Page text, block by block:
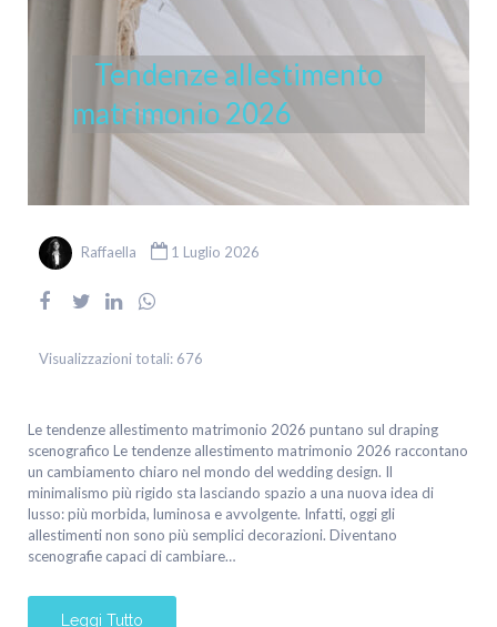
Tendenze allestimento
matrimonio 2026
Raffaella 1 Luglio 2026
Visualizzazioni totali: 676
Le tendenze allestimento matrimonio 2026 puntano sul draping
scenografico Le tendenze allestimento matrimonio 2026 raccontano
un cambiamento chiaro nel mondo del wedding design. Il
minimalismo più rigido sta lasciando spazio a una nuova idea di
lusso: più morbida, luminosa e avvolgente. Infatti, oggi gli
allestimenti non sono più semplici decorazioni. Diventano
scenografie capaci di cambiare…
Leggi Tutto